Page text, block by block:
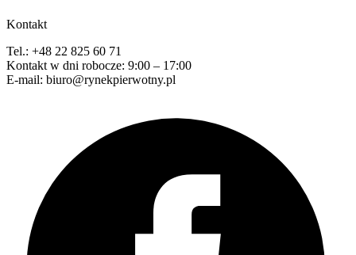
Kontakt
Tel.: +48 22 825 60 71
Kontakt w dni robocze: 9:00 – 17:00
E-mail: biuro@rynekpierwotny.pl